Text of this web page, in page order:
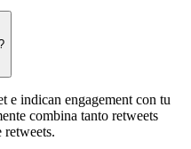
e indican engagement con tu
combina tanto retweets
retweets.